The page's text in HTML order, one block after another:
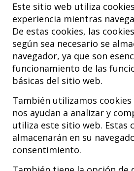
Este sitio web utiliza
experiencia mientras
De estas cookies, las
según sea necesario se
navegador, ya que son
funcionamiento de las
básicas del sitio web.
También utilizamos
nos ayudan a analizar y
utiliza este sitio web. Estas
almacenarán en su
consentimiento.
Hospital MiKS Ospitalea
C/ Duque de Wellington, 33